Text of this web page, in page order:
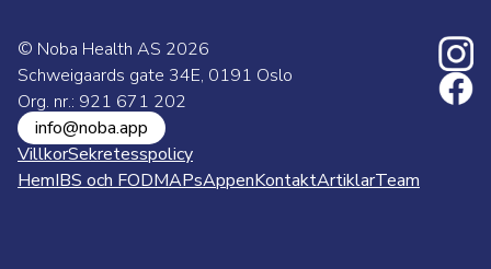
© Noba Health AS 2026
Schweigaards gate 34E, 0191 Oslo
Org. nr.: 921 671 202
info@noba.app
VillkorSekretesspolicy
HemIBS och FODMAPsAppenKontaktArtiklarTeam